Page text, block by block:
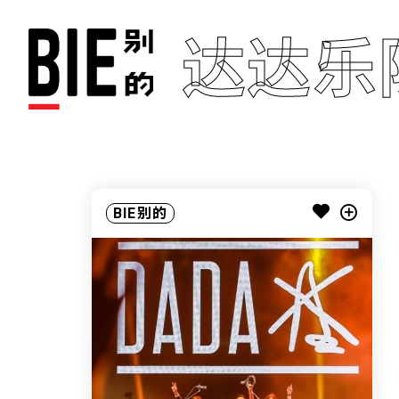
达达乐
BIE别的